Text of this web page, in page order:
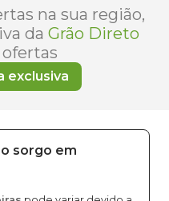
na sua região,
da Grão Direto
exclusiva
sorgo em